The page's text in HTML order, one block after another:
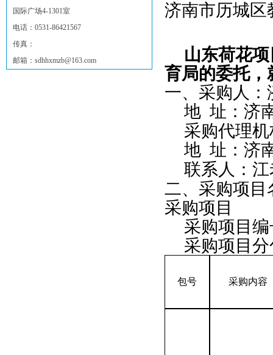
国际广场4-1301室
电话：0531-86421567
传真：
邮箱：sdhhxmzb@163.com
济南市历城区
山东荷花
育局的委托，
一、采购人
地 址：济
采购代理
地 址：济
联系人：
二、采购项目
采购项目
采购项目
采购项目
包号 采购内容